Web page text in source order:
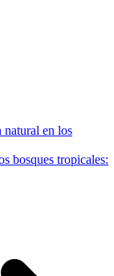
natural en los
bosques tropicales: